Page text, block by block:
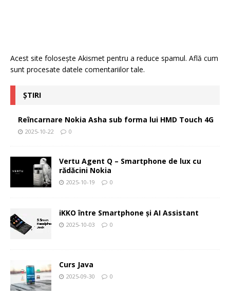
Acest site folosește Akismet pentru a reduce spamul. Află cum
sunt procesate datele comentariilor tale.
ȘTIRI
Reîncarnare Nokia Asha sub forma lui HMD Touch 4G
2025-10-22 0
Vertu Agent Q – Smartphone de lux cu
rădăcini Nokia
2025-10-19 0
iKKO între Smartphone și AI Assistant
2025-10-03 0
Curs Java
2025-09-30 0